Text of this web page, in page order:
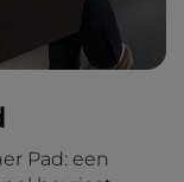
Pad: een